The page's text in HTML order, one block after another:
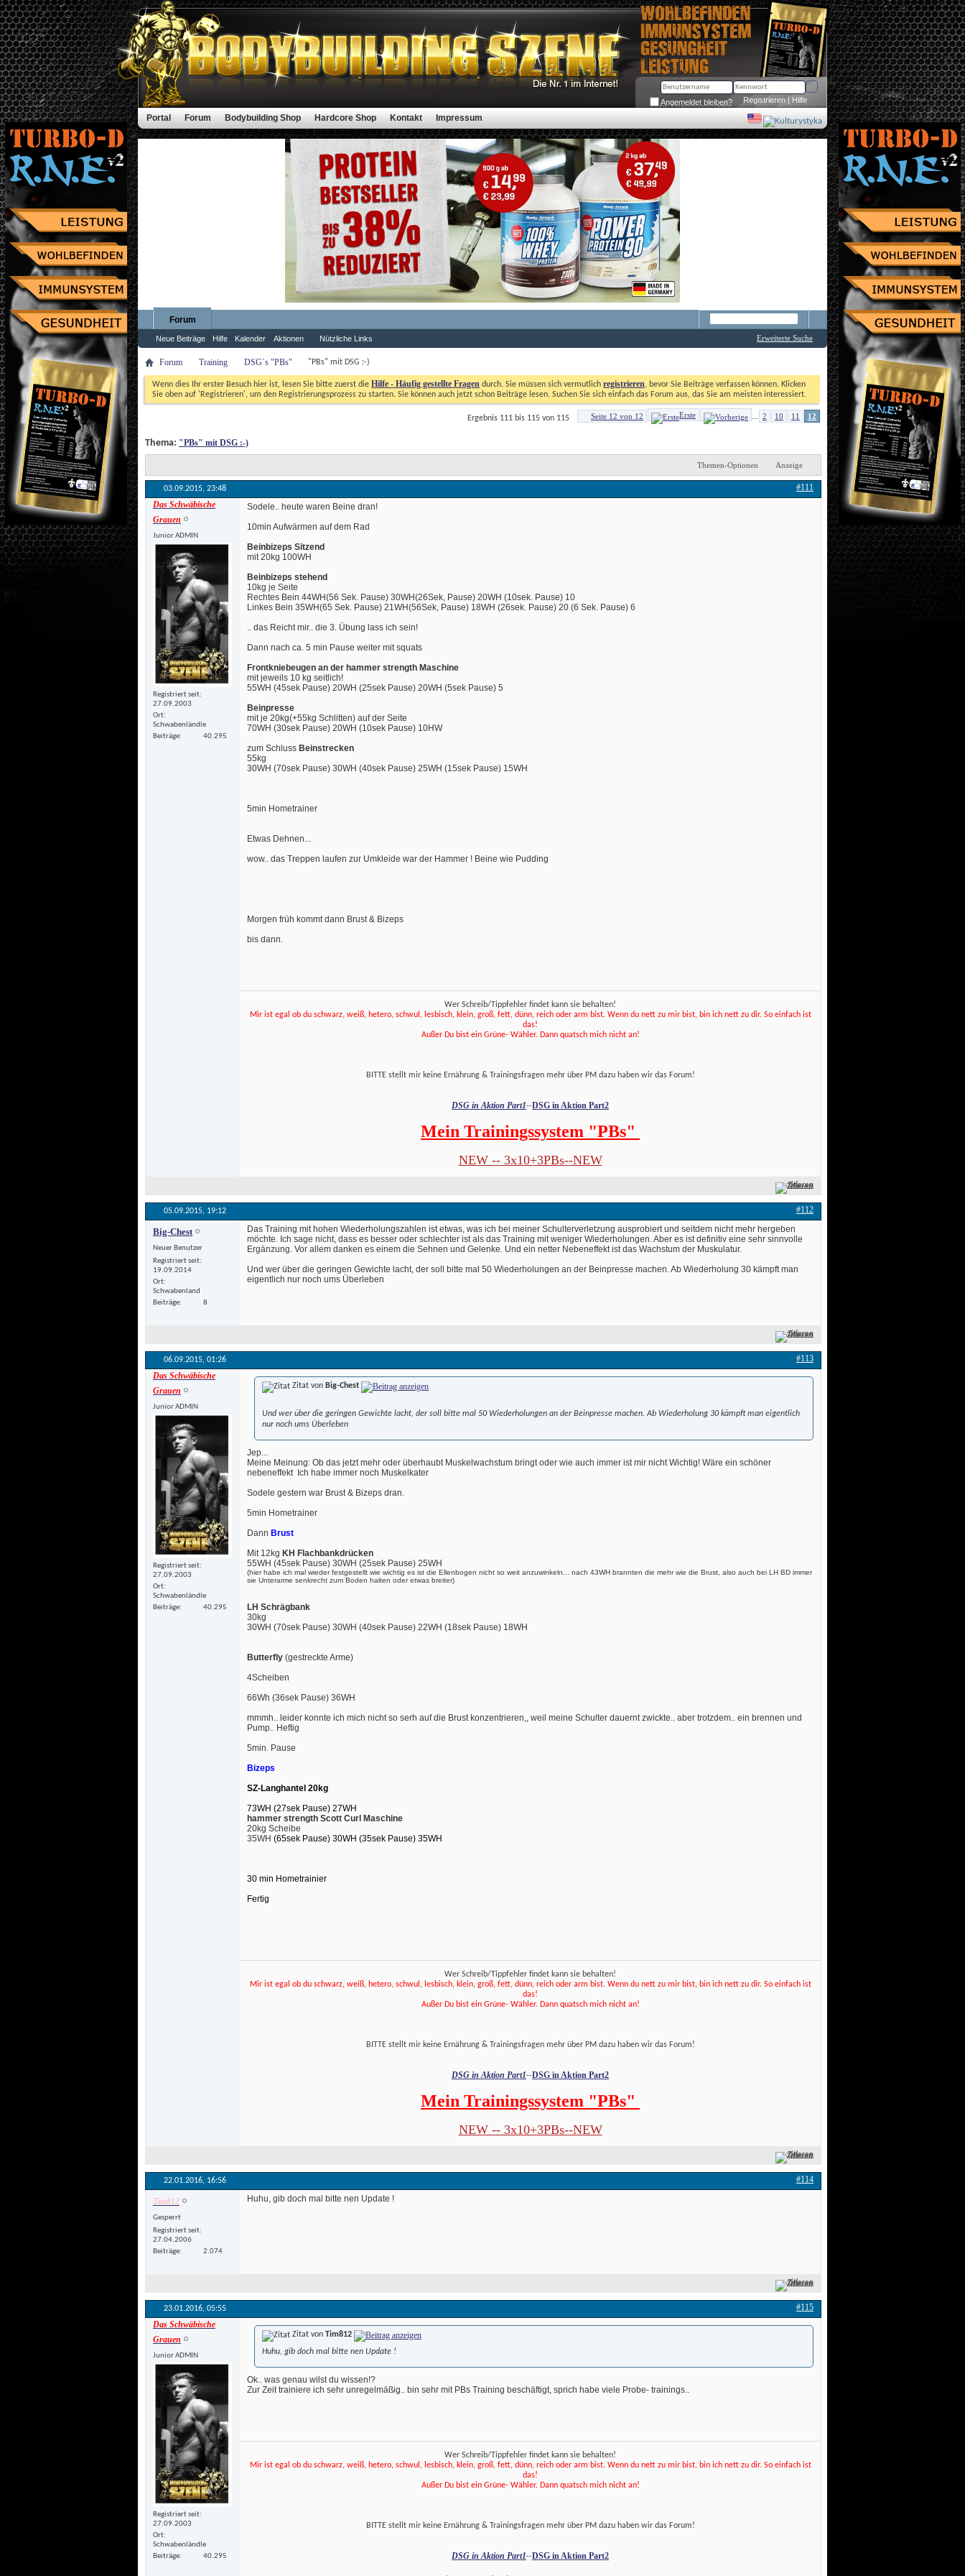
Angemeldet bleiben? Registrieren | Hilfe
Portal Forum Bodybuilding Shop Hardcore Shop Kontakt Impressum
Forum
Neue Beiträge Hilfe Kalender Aktionen Nützliche Links Erweiterte Suche
Forum Training DSG`s "PBs" "PBs" mit DSG :-)
Wenn dies Ihr erster Besuch hier ist, lesen Sie bitte zuerst die Hilfe - Häufig gestellte Fragen durch. Sie müssen sich vermutlich registrieren, bevor Sie Beiträge verfassen können. Klicken
Sie oben auf 'Registrieren', um den Registrierungsprozess zu starten. Sie können auch jetzt schon Beiträge lesen. Suchen Sie sich einfach das Forum aus, das Sie am meisten interessiert.
Seite 12 von 12 Erste ... 2 10 11 12
Ergebnis 111 bis 115 von 115
Thema: "PBs" mit DSG :-)
Themen-Optionen Anzeige
03.09.2015, 23:48
#111
Das Schwäbische
Grauen
Junior ADMIN
Registriert seit
27.09.2003
Ort
Schwabenländle
Beiträge
40.295
Sodele.. heute waren Beine dran!
10min Aufwärmen auf dem Rad
Beinbizeps Sitzend
mit 20kg 100WH
Beinbizeps stehend
10kg je Seite
Rechtes Bein 44WH(56 Sek. Pause) 30WH(26Sek, Pause) 20WH (10sek. Pause) 10
Linkes Bein 35WH(65 Sek. Pause) 21WH(56Sek, Pause) 18WH (26sek. Pause) 20 (6 Sek. Pause) 6
.. das Reicht mir.. die 3. Übung lass ich sein!
Dann nach ca. 5 min Pause weiter mit squats
Frontkniebeugen an der hammer strength Maschine
mit jeweils 10 kg seitlich!
55WH (45sek Pause) 20WH (25sek Pause) 20WH (5sek Pause) 5
Beinpresse
mit je 20kg(+55kg Schlitten) auf der Seite
70WH (30sek Pause) 20WH (10sek Pause) 10HW
zum Schluss Beinstrecken
55kg
30WH (70sek Pause) 30WH (40sek Pause) 25WH (15sek Pause) 15WH
5min Hometrainer
Etwas Dehnen...
wow.. das Treppen laufen zur Umkleide war der Hammer ! Beine wie Pudding
Morgen früh kommt dann Brust & Bizeps
bis dann.
Wer Schreib/Tippfehler findet kann sie behalten!
Mir ist egal ob du schwarz, weiß, hetero, schwul, lesbisch, klein, groß, fett, dünn, reich oder arm bist. Wenn du nett zu mir bist, bin ich nett zu dir. So einfach ist
das!
Außer Du bist ein Grüne- Wähler. Dann quatsch mich nicht an!
BITTE stellt mir keine Ernährung & Trainingsfragen mehr über PM dazu haben wir das Forum!
DSG in Aktion Part1--DSG in Aktion Part2
Mein Trainingssystem "PBs"
NEW -- 3x10+3PBs--NEW
Zitieren
05.09.2015, 19:12 #112
Big-Chest
Neuer Benutzer
Registriert seit
19.09.2014
Ort
Schwabenland
Beiträge
8
Das Training mit hohen Wiederholungszahlen ist etwas, was ich bei meiner Schulterverletzung ausprobiert und seitdem nicht mehr hergeben
möchte. Ich sage nicht, dass es besser oder schlechter ist als das Training mit weniger Wiederholungen. Aber es ist definitiv eine sehr sinnvolle
Ergänzung. Vor allem danken es einem die Sehnen und Gelenke. Und ein netter Nebeneffekt ist das Wachstum der Muskulatur.
Und wer über die geringen Gewichte lacht, der soll bitte mal 50 Wiederholungen an der Beinpresse machen. Ab Wiederholung 30 kämpft man
eigentlich nur noch ums Überleben
Zitieren
06.09.2015, 01:26
#113
Das Schwäbische
Grauen
Junior ADMIN
Registriert seit
27.09.2003
Ort
Schwabenländle
Beiträge
40.295
Zitat von Big-Chest
Und wer über die geringen Gewichte lacht, der soll bitte mal 50 Wiederholungen an der Beinpresse machen. Ab Wiederholung 30 kämpft man eigentlich
nur noch ums Überleben
Jep...
Meine Meinung: Ob das jetzt mehr oder überhaubt Muskelwachstum bringt oder wie auch immer ist mir nicht Wichtig! Wäre ein schöner
nebeneffekt Ich habe immer noch Muskelkater
Sodele gestern war Brust & Bizeps dran.
5min Hometrainer
Dann Brust
Mit 12kg KH Flachbankdrücken
55WH (45sek Pause) 30WH (25sek Pause) 25WH
(hier habe ich mal wieder festgestellt wie wichtig es ist die Ellenbogen nicht so weit anzuwinkeln... nach 43WH brannten die mehr wie die Brust, also auch bei LH BD immer
sie Unterarme senkrecht zum Boden halten oder etwas breiter)
LH Schrägbank
30kg
30WH (70sek Pause) 30WH (40sek Pause) 22WH (18sek Pause) 18WH
Butterfly (gestreckte Arme)
4Scheiben
66Wh (36sek Pause) 36WH
mmmh.. leider konnte ich mich nicht so serh auf die Brust konzentrieren,, weil meine Schulter dauernt zwickte.. aber trotzdem.. ein brennen und
Pump.. Heftig
5min. Pause
Bizeps
SZ-Langhantel 20kg
73WH (27sek Pause) 27WH
hammer strength Scott Curl Maschine
20kg Scheibe
35WH (65sek Pause) 30WH (35sek Pause) 35WH
30 min Hometrainier
Fertig
Wer Schreib/Tippfehler findet kann sie behalten!
Mir ist egal ob du schwarz, weiß, hetero, schwul, lesbisch, klein, groß, fett, dünn, reich oder arm bist. Wenn du nett zu mir bist, bin ich nett zu dir. So einfach ist
das!
Außer Du bist ein Grüne- Wähler. Dann quatsch mich nicht an!
BITTE stellt mir keine Ernährung & Trainingsfragen mehr über PM dazu haben wir das Forum!
DSG in Aktion Part1--DSG in Aktion Part2
Mein Trainingssystem "PBs"
NEW -- 3x10+3PBs--NEW
Zitieren
22.01.2016, 16:56 #114
Tim812
Gesperrt
Registriert seit
27.04.2006
Beiträge
2.074
Huhu, gib doch mal bitte nen Update !
Zitieren
23.01.2016, 05:55
#115
Das Schwäbische
Grauen
Junior ADMIN
Registriert seit
27.09.2003
Ort
Schwabenländle
Beiträge
40.295
Zitat von Tim812
Huhu, gib doch mal bitte nen Update !
Ok.. was genau wilst du wissen!?
Zur Zeit trainiere ich sehr unregelmäßig.. bin sehr mit PBs Training beschäftigt, sprich habe viele Probe- trainings..
Wer Schreib/Tippfehler findet kann sie behalten!
Mir ist egal ob du schwarz, weiß, hetero, schwul, lesbisch, klein, groß, fett, dünn, reich oder arm bist. Wenn du nett zu mir bist, bin ich nett zu dir. So einfach ist
das!
Außer Du bist ein Grüne- Wähler. Dann quatsch mich nicht an!
BITTE stellt mir keine Ernährung & Trainingsfragen mehr über PM dazu haben wir das Forum!
DSG in Aktion Part1--DSG in Aktion Part2